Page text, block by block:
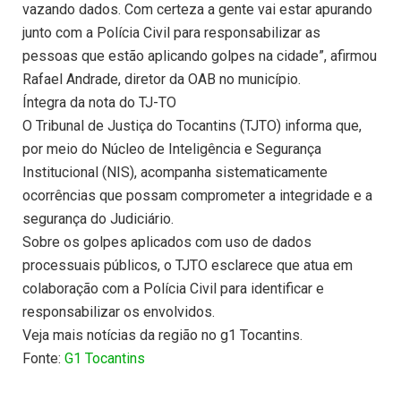
vazando dados. Com certeza a gente vai estar apurando
junto com a Polícia Civil para responsabilizar as
pessoas que estão aplicando golpes na cidade”, afirmou
Rafael Andrade, diretor da OAB no município.
Íntegra da nota do TJ-TO
O Tribunal de Justiça do Tocantins (TJTO) informa que,
por meio do Núcleo de Inteligência e Segurança
Institucional (NIS), acompanha sistematicamente
ocorrências que possam comprometer a integridade e a
segurança do Judiciário.
Sobre os golpes aplicados com uso de dados
processuais públicos, o TJTO esclarece que atua em
colaboração com a Polícia Civil para identificar e
responsabilizar os envolvidos.
Veja mais notícias da região no g1 Tocantins.
Fonte: G1 Tocantins